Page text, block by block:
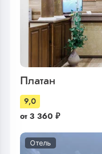
Платан
9,0
от 3 360 ₽
Отель